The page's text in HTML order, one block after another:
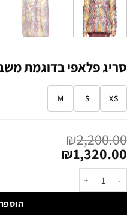
סריג פלאפי בדוגמת
XS
S
M
₪2,200.00
₪1,320.00